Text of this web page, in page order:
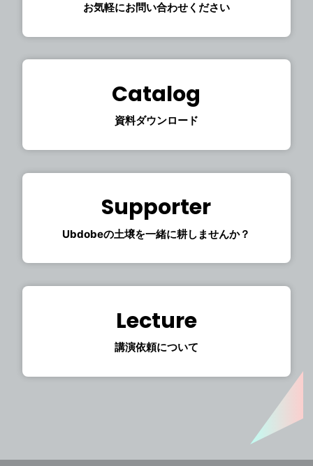
お気軽にお問い合わせください
Catalog
資料ダウンロード
Supporter
Ubdobeの土壌を一緒に耕しませんか？
Lecture
講演依頼について